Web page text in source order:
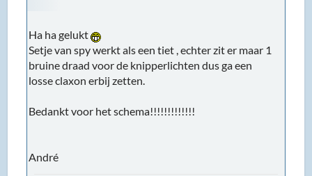
Ha ha gelukt
Setje van spy werkt als een tiet , echter zit er maar 1
bruine draad voor de knipperlichten dus ga een
losse claxon erbij zetten.
Bedankt voor het schema!!!!!!!!!!!!!
André